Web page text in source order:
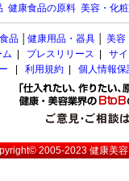
健康食品の原料 美容・化
品 健康用品・器具 美容
ム
プレスリリース
サ
利用規約 個人情報
2005-2023健康美